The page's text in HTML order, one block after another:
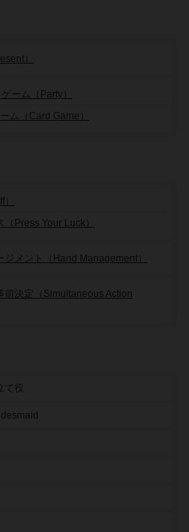
）
ーム（Party）
ム（Card Game）
（Press Your Luck）
ジメント（Hand Management）
前決定（Simultaneous Action
て役